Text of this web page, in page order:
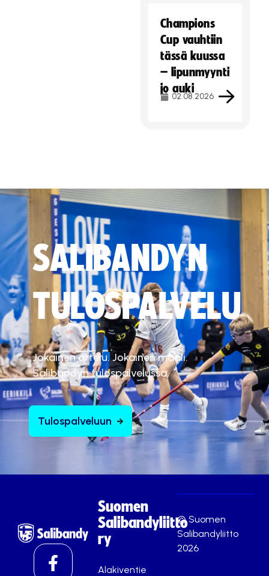
Champions
Cup vauhtiin
tässä kuussa
– lipunmyynti
jo auki
02.08.2026
SALIBANDYN
TULOSPALVELU
Jokainen ottelu. Jokainen maali.
Salibandyn tulospalvelussa.
Tulospalveluun
Suomen
Salibandyliitto
ry
Alakiventie
© Suomen
Salibandyliitto
2026